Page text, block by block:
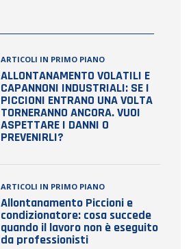
ARTICOLI IN PRIMO PIANO
ALLONTANAMENTO VOLATILI E
CAPANNONI INDUSTRIALI: SE I
PICCIONI ENTRANO UNA VOLTA
TORNERANNO ANCORA. VUOI
ASPETTARE I DANNI O
PREVENIRLI?
ARTICOLI IN PRIMO PIANO
Allontanamento Piccioni e
condizionatore: cosa succede
quando il lavoro non è eseguito
da professionisti